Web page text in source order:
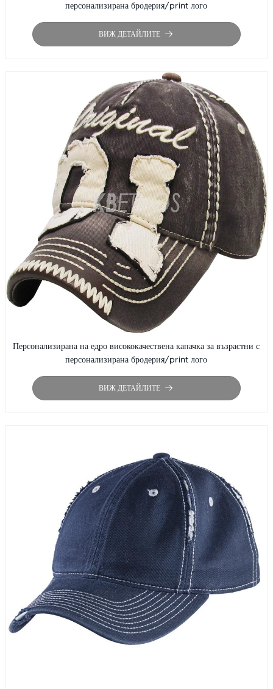
персонализирана бродерия/print лого
ВИЖ ДЕТАЙЛИТЕ
Персонализирана на едро висококачествена капачка за възрастни с
персонализирана бродерия/print лого
ВИЖ ДЕТАЙЛИТЕ